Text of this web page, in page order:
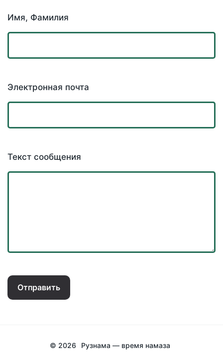
Имя, Фамилия
Электронная почта
Текст сообщения
Отправить
© 2026 Рузнама — время намаза